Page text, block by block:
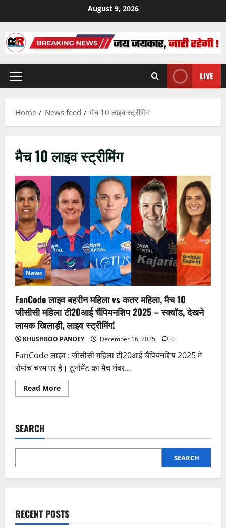
content
August 9, 2026
Primary
LIVE
Home News feed मैच 10 लाइव स्ट्रीमिंग
मैच 10 लाइव स्ट्रीमिंग
News
FanCode लाइव बहरीन महिला vs कतर महिला, मैच 10
जीसीसी महिला टी20आई चैंपियनशिप 2025 – स्क्वॉड, देखने
लायक खिलाड़ी, लाइव स्ट्रीमिंग!
KHUSHBOO PANDEY December 16, 2025 0
FanCode लाइव : जीसीसी महिला टी20आई चैंपियनशिप 2025 में
रोमांच चरम पर है। टूर्नामेंट का मैच नंबर...
Read MoreRead
more
vs
महिला,
10
महिला
स्क्वॉड,
देखने
SEARCH
SEARCH
RECENT POSTS